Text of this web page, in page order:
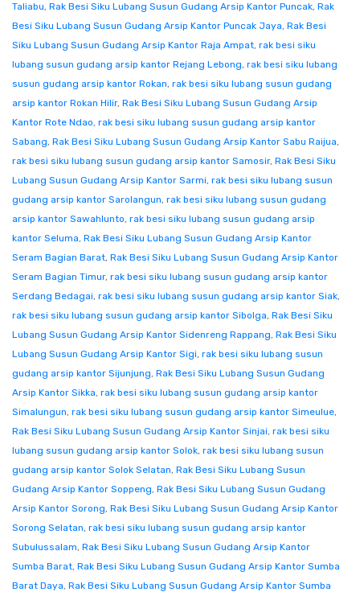
Taliabu, Rak Besi Siku Lubang Susun Gudang Arsip Kantor Puncak, Rak
Besi Siku Lubang Susun Gudang Arsip Kantor Puncak Jaya, Rak Besi
Siku Lubang Susun Gudang Arsip Kantor Raja Ampat, rak besi siku
lubang susun gudang arsip kantor Rejang Lebong, rak besi siku lubang
susun gudang arsip kantor Rokan, rak besi siku lubang susun gudang
arsip kantor Rokan Hilir, Rak Besi Siku Lubang Susun Gudang Arsip
Kantor Rote Ndao, rak besi siku lubang susun gudang arsip kantor
Sabang, Rak Besi Siku Lubang Susun Gudang Arsip Kantor Sabu Raijua,
rak besi siku lubang susun gudang arsip kantor Samosir, Rak Besi Siku
Lubang Susun Gudang Arsip Kantor Sarmi, rak besi siku lubang susun
gudang arsip kantor Sarolangun, rak besi siku lubang susun gudang
arsip kantor Sawahlunto, rak besi siku lubang susun gudang arsip
kantor Seluma, Rak Besi Siku Lubang Susun Gudang Arsip Kantor
Seram Bagian Barat, Rak Besi Siku Lubang Susun Gudang Arsip Kantor
Seram Bagian Timur, rak besi siku lubang susun gudang arsip kantor
Serdang Bedagai, rak besi siku lubang susun gudang arsip kantor Siak,
rak besi siku lubang susun gudang arsip kantor Sibolga, Rak Besi Siku
Lubang Susun Gudang Arsip Kantor Sidenreng Rappang, Rak Besi Siku
Lubang Susun Gudang Arsip Kantor Sigi, rak besi siku lubang susun
gudang arsip kantor Sijunjung, Rak Besi Siku Lubang Susun Gudang
Arsip Kantor Sikka, rak besi siku lubang susun gudang arsip kantor
Simalungun, rak besi siku lubang susun gudang arsip kantor Simeulue,
Rak Besi Siku Lubang Susun Gudang Arsip Kantor Sinjai, rak besi siku
lubang susun gudang arsip kantor Solok, rak besi siku lubang susun
gudang arsip kantor Solok Selatan, Rak Besi Siku Lubang Susun
Gudang Arsip Kantor Soppeng, Rak Besi Siku Lubang Susun Gudang
Arsip Kantor Sorong, Rak Besi Siku Lubang Susun Gudang Arsip Kantor
Sorong Selatan, rak besi siku lubang susun gudang arsip kantor
Subulussalam, Rak Besi Siku Lubang Susun Gudang Arsip Kantor
Sumba Barat, Rak Besi Siku Lubang Susun Gudang Arsip Kantor Sumba
Barat Daya, Rak Besi Siku Lubang Susun Gudang Arsip Kantor Sumba